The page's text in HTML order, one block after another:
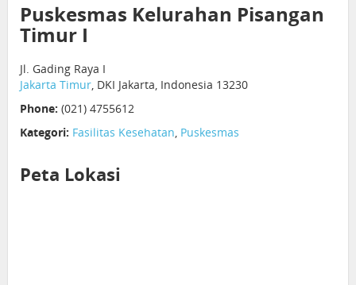
Puskesmas Kelurahan Pisangan
Timur I
Jl. Gading Raya I
Jakarta Timur, DKI Jakarta, Indonesia 13230
Phone: (021) 4755612
Kategori: Fasilitas Kesehatan, Puskesmas
Peta Lokasi